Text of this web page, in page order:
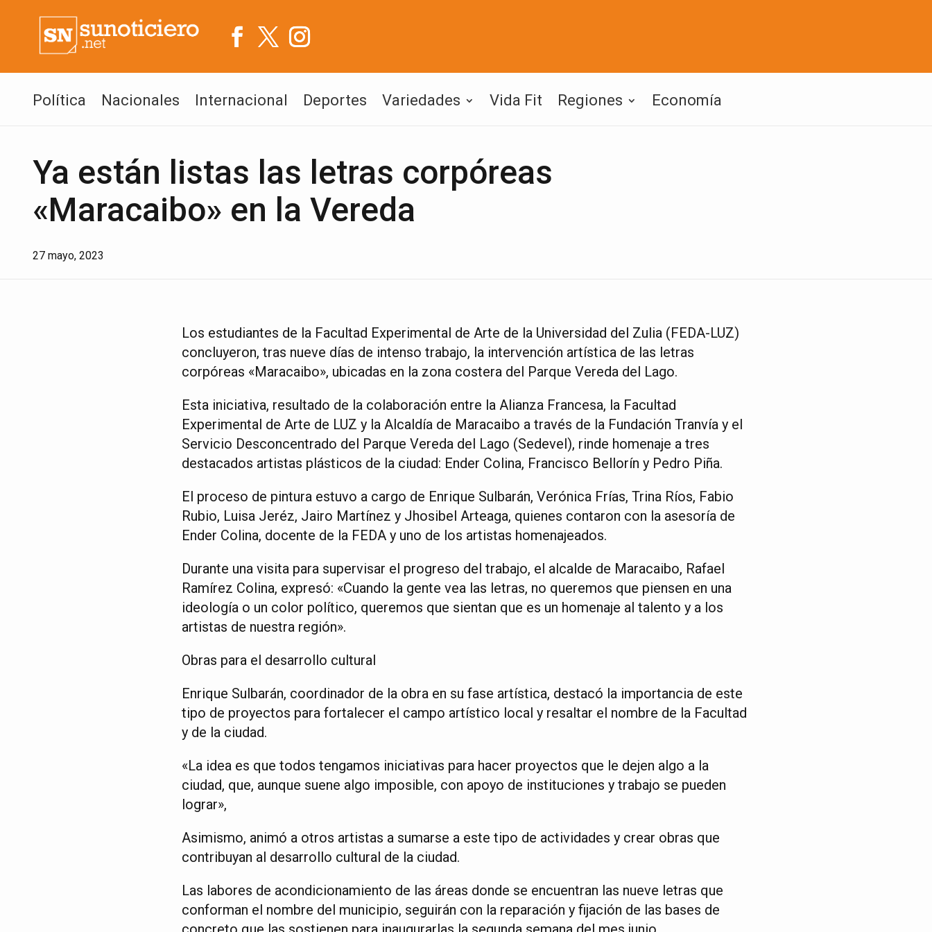
Política Nacionales Internacional Deportes Variedades Vida Fit Regiones Economía
Ya están listas las letras corpóreas
«Maracaibo» en la Vereda
27 mayo, 2023
Los estudiantes de la Facultad Experimental de Arte de la Universidad del Zulia (FEDA-LUZ)
concluyeron, tras nueve días de intenso trabajo, la intervención artística de las letras
corpóreas «Maracaibo», ubicadas en la zona costera del Parque Vereda del Lago.
Esta iniciativa, resultado de la colaboración entre la Alianza Francesa, la Facultad
Experimental de Arte de LUZ y la Alcaldía de Maracaibo a través de la Fundación Tranvía y el
Servicio Desconcentrado del Parque Vereda del Lago (Sedevel), rinde homenaje a tres
destacados artistas plásticos de la ciudad: Ender Colina, Francisco Bellorín y Pedro Piña.
El proceso de pintura estuvo a cargo de Enrique Sulbarán, Verónica Frías, Trina Ríos, Fabio
Rubio, Luisa Jeréz, Jairo Martínez y Jhosibel Arteaga, quienes contaron con la asesoría de
Ender Colina, docente de la FEDA y uno de los artistas homenajeados.
Durante una visita para supervisar el progreso del trabajo, el alcalde de Maracaibo, Rafael
Ramírez Colina, expresó: «Cuando la gente vea las letras, no queremos que piensen en una
ideología o un color político, queremos que sientan que es un homenaje al talento y a los
artistas de nuestra región».
Obras para el desarrollo cultural
Enrique Sulbarán, coordinador de la obra en su fase artística, destacó la importancia de este
tipo de proyectos para fortalecer el campo artístico local y resaltar el nombre de la Facultad
y de la ciudad.
«La idea es que todos tengamos iniciativas para hacer proyectos que le dejen algo a la
ciudad, que, aunque suene algo imposible, con apoyo de instituciones y trabajo se pueden
lograr»,
Asimismo, animó a otros artistas a sumarse a este tipo de actividades y crear obras que
contribuyan al desarrollo cultural de la ciudad.
Las labores de acondicionamiento de las áreas donde se encuentran las nueve letras que
conforman el nombre del municipio, seguirán con la reparación y fijación de las bases de